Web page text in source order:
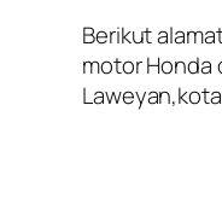
Berikut
motor Honda